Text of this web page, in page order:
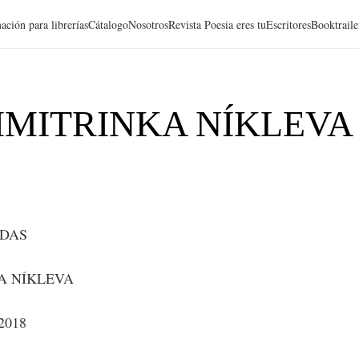
para libreríasCátalogoNosotrosRevista Poesia eres tuEscritores
NÍKLEVA
NÍKLEVA